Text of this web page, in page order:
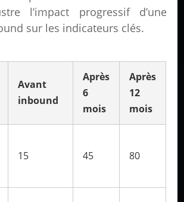
l’impact progressif d’une
sur les indicateurs clés.
Avant
inbound
Après
6
mois
Après
12
mois
15 45 80